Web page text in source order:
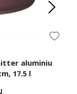
aluminiu
17.5 l